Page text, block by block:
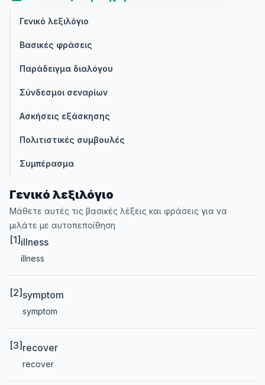
Γενικό λεξιλόγιο
Βασικές φράσεις
Παράδειγμα διαλόγου
Σύνδεσμοι σεναρίων
Ασκήσεις εξάσκησης
Πολιτιστικές συμβουλές
Συμπέρασμα
Γενικό λεξιλόγιο
Μάθετε αυτές τις βασικές λέξεις και φράσεις για να
μιλάτε με αυτοπεποίθηση
[1] illness
illness
[2] symptom
symptom
[3] recover
recover